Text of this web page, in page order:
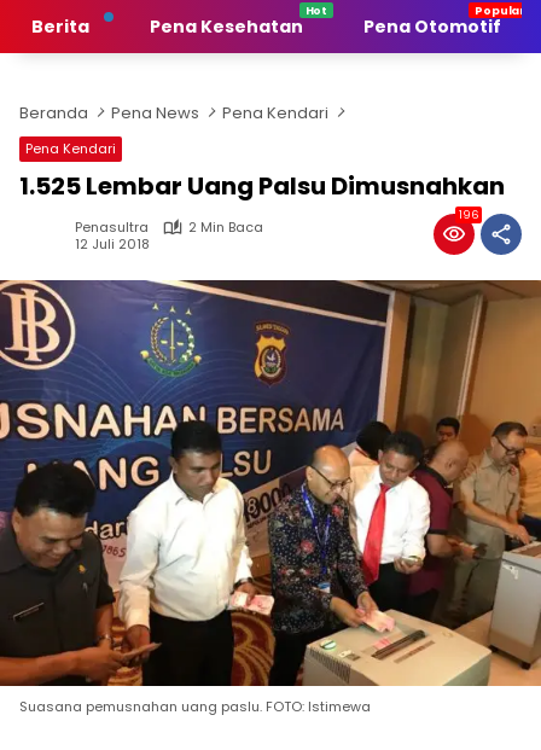
Berita Pena Kesehatan Pena Otomotif
Beranda Pena News Pena Kendari
Pena Kendari
1.525 Lembar Uang Palsu Dimusnahkan
Penasultra
2 Min Baca
12 Juli 2018
196
Suasana pemusnahan uang paslu. FOTO: Istimewa